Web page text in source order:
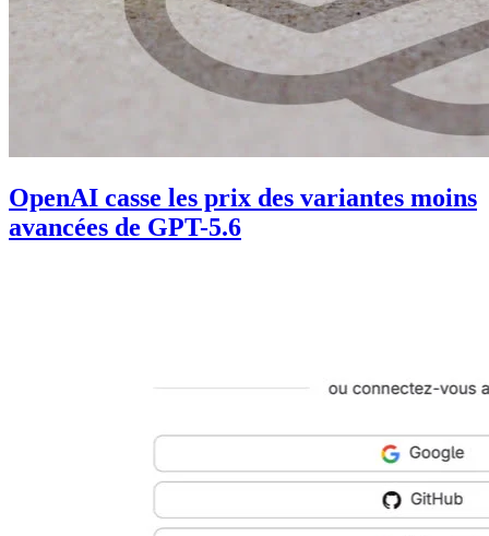
OpenAI casse les prix des variantes moins
avancées de GPT-5.6